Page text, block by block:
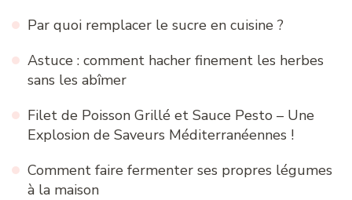
Par quoi remplacer le sucre en cuisine ?
Astuce : comment hacher finement les herbes
sans les abîmer
Filet de Poisson Grillé et Sauce Pesto – Une
Explosion de Saveurs Méditerranéennes !
Comment faire fermenter ses propres légumes
à la maison